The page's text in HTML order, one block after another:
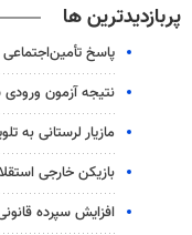
پربازدیدترین ها
پاسخ
نتیجه آزمون ورودی سمپاد
مازیار لرستانی به
بازیکن خارجی
افزایش سپرده